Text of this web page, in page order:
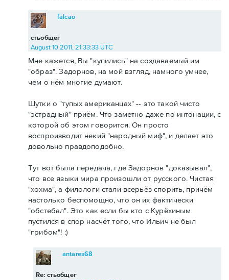
стьобщег
falcao
August 10 2011, 21:33:33 UTC
Мне кажется, Вы "купились" на создаваемый им
"образ". Задорнов, на мой взгляд, намного умнее,
чем о нём многие думают.
Шутки о "тупых американцах" -- это такой чисто
"эстрадный" приём. Что заметно даже по интонации, с
которой об этом говорится. Он просто
воспроизводит некий "народный миф", и делает это
довольно правдоподобно.
Тут вот была передача, где Задорнов "доказывал",
что все языки мира произошли от русского. Чистая
"хохма", а филологи стали всерьёз спорить, причём
настолько беспомощно, что он их фактически
"обстебал". Это как если бы кто с Курёхиным
пустился в спор насчёт того, что Ильич не был
"грибом"! :)
Re: стьобщег
antares68